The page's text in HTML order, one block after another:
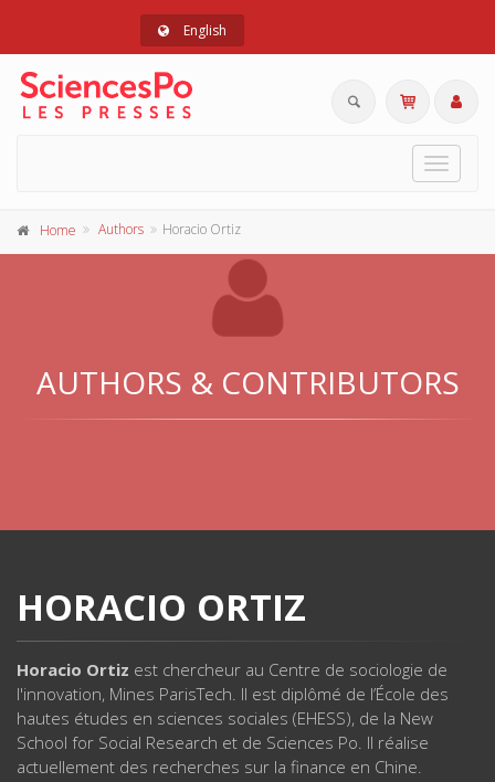
English
Toggle
Home Authors Horacio Ortiz
AUTHORS & CONTRIBUTORS
HORACIO ORTIZ
Horacio Ortiz est chercheur au Centre de sociologie de
l'innovation, Mines ParisTech. Il est diplômé de l’École des
hautes études en sciences sociales (EHESS), de la New
School for Social Research et de Sciences Po. Il réalise
actuellement des recherches sur la finance en Chine.